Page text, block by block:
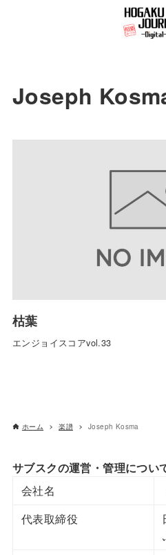
Joseph
枯葉
エンジョイスコアvol.33
ホーム 楽譜 Joseph Kosma
サブスクの運営・管理につい
会社名
代表取締役